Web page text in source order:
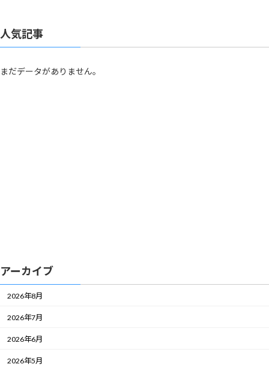
人気記事
まだデータがありません。
アーカイブ
2026年8月
2026年7月
2026年6月
2026年5月